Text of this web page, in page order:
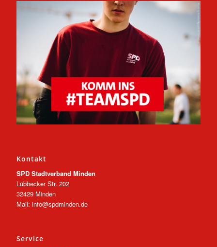
Kontakt
SPD Stadtverband Minden
Lübbecker Str. 202
32429 Minden
Mail: info@spdminden.de
Service